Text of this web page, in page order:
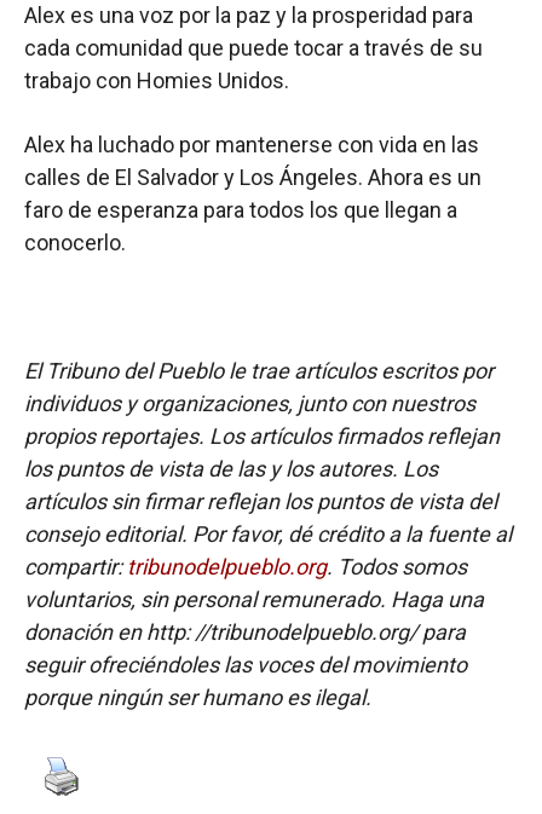
Alex es una voz por la paz y la prosperidad para
cada comunidad que puede tocar a través de su
trabajo con Homies Unidos.
Alex ha luchado por mantenerse con vida en las
calles de El Salvador y Los Ángeles. Ahora es un
faro de esperanza para todos los que llegan a
conocerlo.
El Tribuno del Pueblo le trae artículos escritos por
individuos y organizaciones, junto con nuestros
propios reportajes. Los artículos firmados reflejan
los puntos de vista de las y los autores. Los
artículos sin firmar reflejan los puntos de vista del
consejo editorial. Por favor, dé crédito a la fuente al
compartir:tribunodelpueblo.org. Todos somos
voluntarios, sin personal remunerado. Haga una
donación en http: //tribunodelpueblo.org/ para
seguir ofreciéndoles las voces del movimiento
porque ningún ser humano es ilegal.